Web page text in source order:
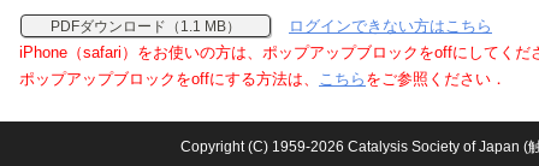
PDFダウンロード（1.1 MB）
ログインできない方はこちら
iPhone（safari）をお使いの方は、ポップアップブロックをoffにしてくだ
ポップアップブロックをoffにする方法は、 こちら をご参照ください．
Copyright (C) 1959-2026 Catalysis Society of Japan (